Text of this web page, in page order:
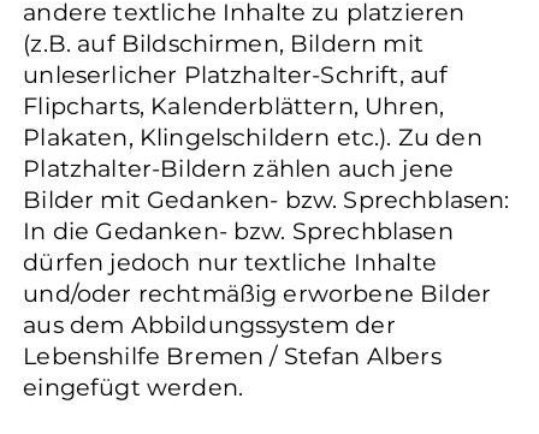
andere textliche Inhalte zu platzieren
(z.B. auf Bildschirmen, Bildern mit
unleserlicher Platzhalter-Schrift, auf
Flipcharts, Kalenderblättern, Uhren,
Plakaten, Klingelschildern etc.). Zu den
Platzhalter-Bildern zählen auch jene
Bilder mit Gedanken- bzw. Sprechblasen:
In die Gedanken- bzw. Sprechblasen
dürfen jedoch nur textliche Inhalte
und/oder rechtmäßig erworbene Bilder
aus dem Abbildungssystem der
Lebenshilfe Bremen / Stefan Albers
eingefügt werden.